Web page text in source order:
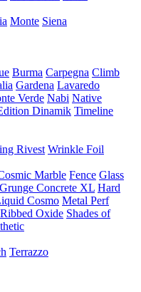
Monte Siena
Burma Carpegna Climb
Gardena Lavaredo
Verde Nabi Native
Dinamik Timeline
Rivest Wrinkle Foil
Marble Fence Glass
Grunge Concrete XL Hard
Cosmo Metal Perf
Ribbed Oxide Shades of
Terrazzo